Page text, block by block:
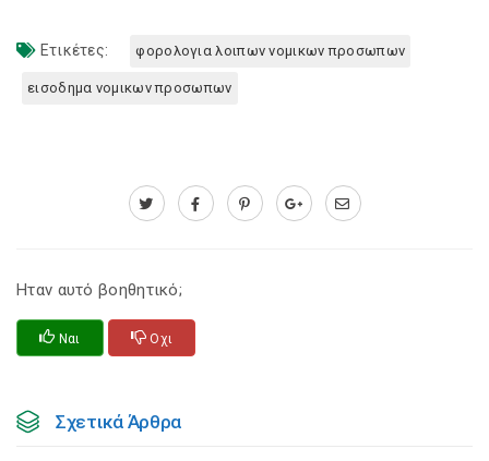
Ετικέτες: φορολογια λοιπων νομικων προσωπων
εισοδημα νομικων προσωπων
Ηταν αυτό βοηθητικό;
Ναι Οχι
Σχετικά Άρθρα